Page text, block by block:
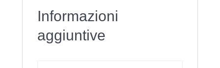
Informazioni
aggiuntive